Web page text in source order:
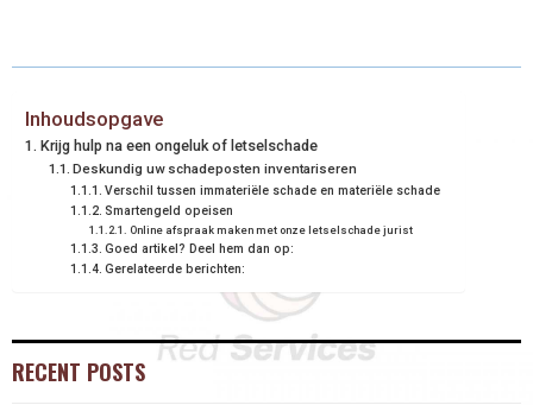
Inhoudsopgave
Krijg hulp na een ongeluk of letselschade
Deskundig uw schadeposten inventariseren
Verschil tussen immateriële schade en materiële schade
Smartengeld opeisen
Online afspraak maken met onze letselschade jurist
Goed artikel? Deel hem dan op:
Gerelateerde berichten:
RECENT POSTS